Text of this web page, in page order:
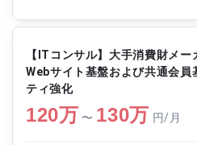
容】 ・バックエンド開
タベース設計 ・API設
様検討・改善提案 ・コ
理
【ITコンサル】大手消費財メー
Webサイト基盤および共通会員
ティ強化
120万 〜 130万 円/月